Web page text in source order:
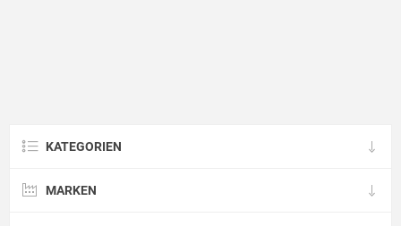
KATEGORIEN
MARKEN